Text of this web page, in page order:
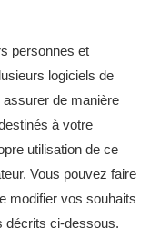
personnes et
logiciels de
de manière
à votre
utilisation de ce
Vous pouvez faire
modifier vos souhaits
décrits ci-dessous.